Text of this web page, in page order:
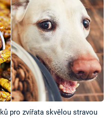
pro zvířata skvělou stravou